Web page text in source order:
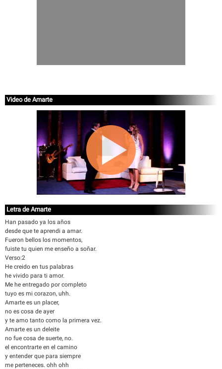
Video de Amarte
Letra de Amarte
Han pasado ya los años
desde que te aprendi a amar.
Fueron bellos los momentos,
fuiste tu quien me enseño a soñar.
Verso:2
He creido en tus palabras
he vivido para ti amor.
Me he entregado por completo
tuyo es mi corazon, uhh.
Amarte es un placer,
no es cosa de ayer
y te amo tanto como la primera vez.
Amarte es un deleite
no fue cosa de suerte, no.
el encontrarte en el camino
y entender que para siempre
me perteneces. ohh ohh